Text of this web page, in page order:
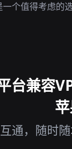
个值得考虑的
台兼容
通，随时